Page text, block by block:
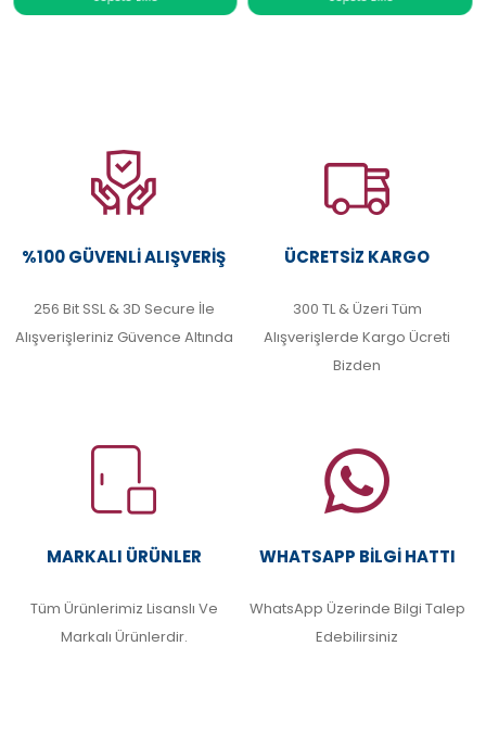
%100 GÜVENLI ALIŞVERIŞ
256 Bit SSL & 3D Secure İle
Alışverişleriniz Güvence Altında
ÜCRETSIZ KARGO
300 TL & Üzeri Tüm
Alışverişlerde Kargo Ücreti
Bizden
MARKALI ÜRÜNLER
Tüm Ürünlerimiz Lisanslı Ve
Markalı Ürünlerdir.
WHATSAPP BILGI HATTI
WhatsApp Üzerinde Bilgi Talep
Edebilirsiniz